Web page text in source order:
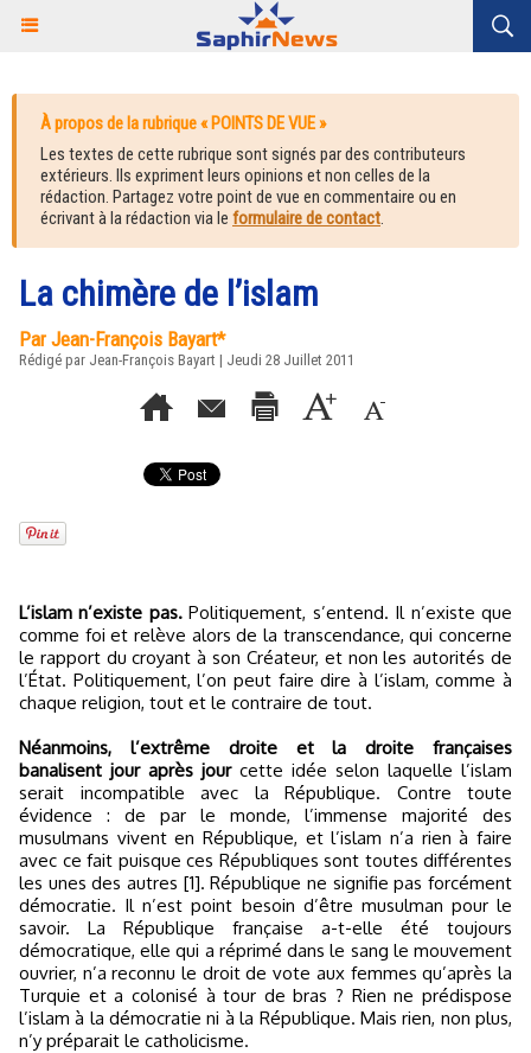
À propos de la rubrique « POINTS DE VUE »
Les textes de cette rubrique sont signés par des contributeurs
extérieurs. Ils expriment leurs opinions et non celles de la
rédaction. Partagez votre point de vue en commentaire ou en
écrivant à la rédaction via le formulaire de contact.
La chimère de l’islam
Par Jean-François Bayart*
Rédigé par Jean-François Bayart | Jeudi 28 Juillet 2011
L’islam n’existe pas.Politiquement, s’entend. Il n’existe que
comme foi et relève alors de la transcendance, qui concerne
le rapport du croyant à son Créateur, et non les autorités de
l’État. Politiquement, l’on peut faire dire à l’islam, comme à
chaque religion, tout et le contraire de tout.
Néanmoins, l’extrême droite et la droite françaises
banalisent jour après jourcette idée selon laquelle l’islam
serait incompatible avec la République. Contre toute
évidence : de par le monde, l’immense majorité des
musulmans vivent en République, et l’islam n’a rien à faire
avec ce fait puisque ces Républiques sont toutes différentes
les unes des autres [1]. République ne signifie pas forcément
démocratie. Il n’est point besoin d’être musulman pour le
savoir. La République française a-t-elle été toujours
démocratique, elle qui a réprimé dans le sang le mouvement
ouvrier, n’a reconnu le droit de vote aux femmes qu’après la
Turquie et a colonisé à tour de bras ? Rien ne prédispose
l’islam à la démocratie ni à la République. Mais rien, non plus,
n’y préparait le catholicisme.